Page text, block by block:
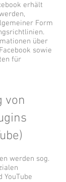
erhält
Form
über
sowie
für
werden sog.
YouTube